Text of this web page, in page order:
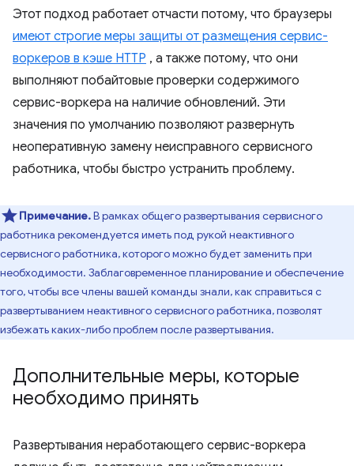
Этот подход работает отчасти потому, что браузеры
имеют строгие меры защиты от размещения сервис-
воркеров в кэше HTTP , а также потому, что они
выполняют побайтовые проверки содержимого
сервис-воркера на наличие обновлений. Эти
значения по умолчанию позволяют развернуть
неоперативную замену неисправного сервисного
работника, чтобы быстро устранить проблему.
Примечание.В рамках общего развертывания сервисного
работника рекомендуется иметь под рукой неактивного
сервисного работника, которого можно будет заменить при
необходимости. Заблаговременное планирование и обеспечение
того, чтобы все члены вашей команды знали, как справиться с
развертыванием неактивного сервисного работника, позволят
избежать каких-либо проблем после развертывания.
Дополнительные меры, которые
необходимо принять
Развертывания неработающего сервис-воркера